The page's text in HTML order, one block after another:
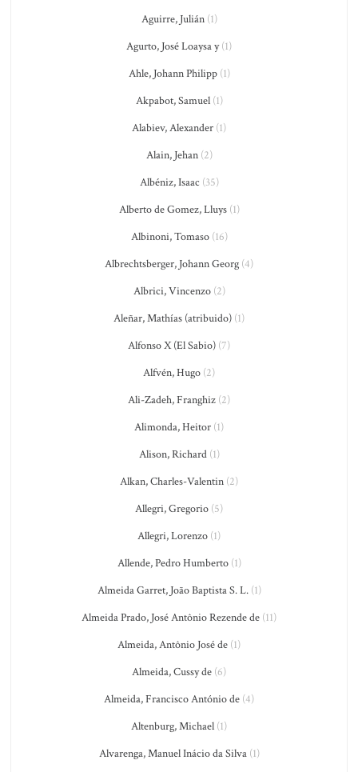
Aguirre, Julián(1)
Agurto, José Loaysa y(1)
Ahle, Johann Philipp(1)
Akpabot, Samuel(1)
Alabiev, Alexander (1)
Alain, Jehan(2)
Albéniz, Isaac (35)
Alberto de Gomez, Lluys(1)
Albinoni, Tomaso(16)
Albrechtsberger, Johann Georg (4)
Albrici, Vincenzo(2)
Aleñar, Mathías (atribuido) (1)
Alfonso X (El Sabio) (7)
Alfvén, Hugo (2)
Ali-Zadeh, Franghiz (2)
Alimonda, Heitor (1)
Alison, Richard(1)
Alkan, Charles-Valentin (2)
Allegri, Gregorio (5)
Allegri, Lorenzo (1)
Allende, Pedro Humberto(1)
Almeida Garret, João Baptista S. L.(1)
Almeida Prado, José Antônio Rezende de (11)
Almeida, Antônio José de (1)
Almeida, Cussy de (6)
Almeida, Francisco António de (4)
Altenburg, Michael (1)
Alvarenga, Manuel Inácio da Silva(1)